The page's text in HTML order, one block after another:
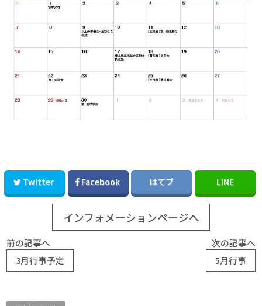
Twitter Facebook はてブ LINE
インフォメーションページへ
前の記事へ
3月行事予定
次の記事へ
5月行事